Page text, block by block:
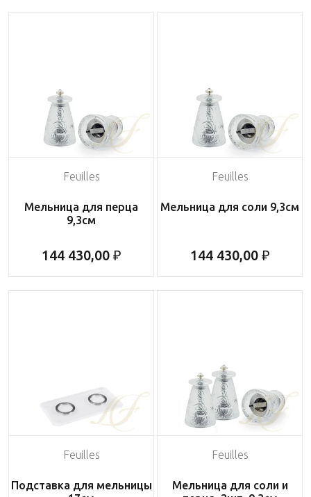
Feuilles
Мельница для перца
9,3см
144 430,00 ₽
Feuilles
Мельница для соли 9,3см
144 430,00 ₽
Feuilles
Подставка для мельницы
Feuilles
Мельница для соли и